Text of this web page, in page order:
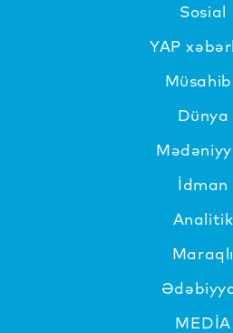
Sosial
YAP
Dünya
İdman
Analitik
Maraqlı
MEDİA